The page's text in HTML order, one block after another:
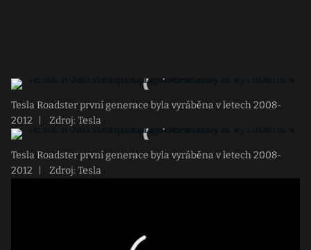
Tesla Roadster první generace byla vyráběna v letech 2008-
2012
Zdroj: Tesla
Tesla Roadster první generace byla vyráběna v letech 2008-
2012
Zdroj: Tesla